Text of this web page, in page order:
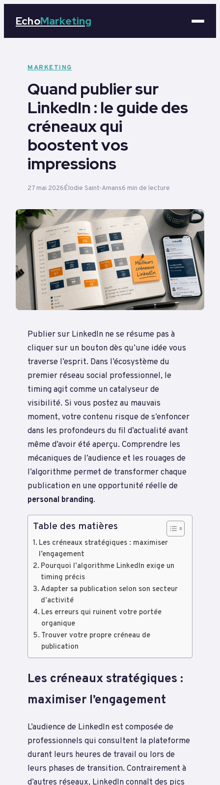
EchoMarketing
Business
Tech
Éducation
Emploi
MARKETING
Quand publier sur
LinkedIn : le guide des
créneaux qui
boostent vos
impressions
27 mai 2026Élodie Saint-Amans6 min de lecture
Publier sur LinkedIn ne se résume pas à
cliquer sur un bouton dès qu’une idée vous
traverse l’esprit. Dans l’écosystème du
premier réseau social professionnel, le
timing agit comme un catalyseur de
visibilité. Si vous postez au mauvais
moment, votre contenu risque de s’enfoncer
dans les profondeurs du fil d’actualité avant
même d’avoir été aperçu. Comprendre les
mécaniques de l’audience et les rouages de
l’algorithme permet de transformer chaque
publication en une opportunité réelle de
personal branding.
Table des matières
Les créneaux stratégiques : maximiser
l’engagement
Pourquoi l’algorithme LinkedIn exige un
timing précis
Adapter sa publication selon son secteur
d’activité
Les erreurs qui ruinent votre portée
organique
Trouver votre propre créneau de
publication
Les créneaux stratégiques :
maximiser l’engagement
L’audience de LinkedIn est composée de
professionnels qui consultent la plateforme
durant leurs heures de travail ou lors de
leurs phases de transition. Contrairement à
d’autres réseaux, LinkedIn connaît des pics